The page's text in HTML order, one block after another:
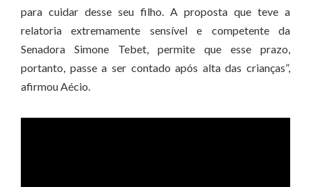
para cuidar desse seu filho. A proposta que teve a
relatoria extremamente sensível e competente da
Senadora Simone Tebet, permite que esse prazo,
portanto, passe a ser contado após alta das crianças”,
afirmou Aécio.